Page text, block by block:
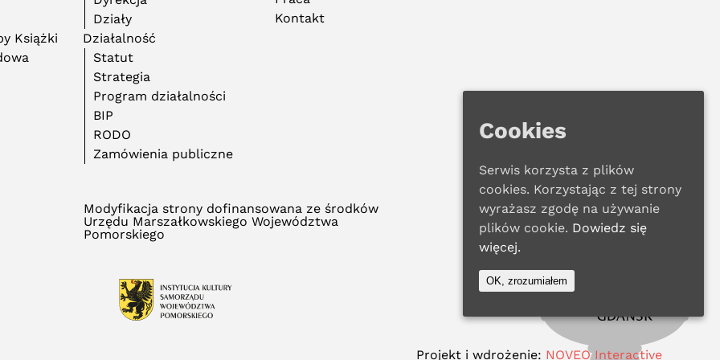
Książki
Działy
Działalność
Statut
Strategia
Program działalności
BIP
RODO
Zamówienia publiczne
Kontakt
Modyfikacja strony dofinansowana ze środków
Urzędu Marszałkowskiego Województwa
Pomorskiego
Projekt i wdrożenie: NOVEO Interactive
Cookies
Serwis korzysta z plików
cookies. Korzystając z tej strony
wyrażasz zgodę na używanie
plików cookie. Dowiedz się
więcej.
OK, zrozumiałem